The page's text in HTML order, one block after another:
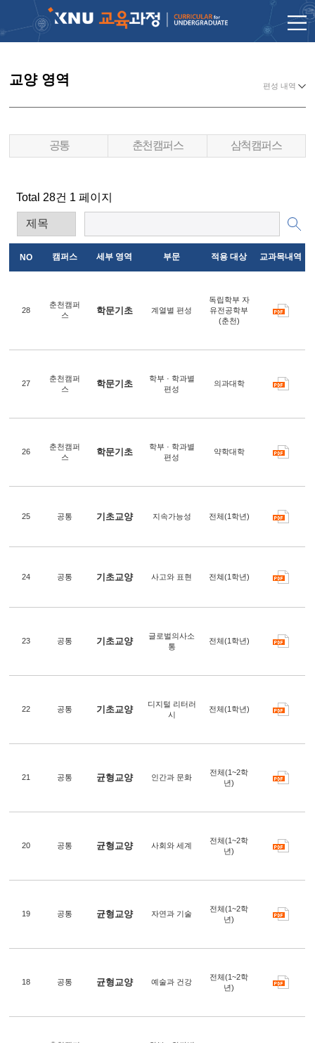
교양 영역 편성 내역
공통 춘천캠퍼스 삼척캠퍼스
Total 28건 1 페이지
NO 캠퍼스 세부 영역 부문 적용 대상 교과목내역
28
춘천캠퍼
스
학문기초 계열별 편성
독립학부 자
유전공학부
(춘천)
27
춘천캠퍼
스
학문기초
학부 · 학과별
편성
의과대학
26
춘천캠퍼
스
학문기초
학부 · 학과별
편성
약학대학
25 공통 기초교양 지속가능성 전체(1학년)
24 공통 기초교양 사고와 표현 전쳬(1학년)
23 공통 기초교양
글로벌의사소
통
전체(1학년)
22 공통 기초교양
디지털 리터러
시
전체(1학년)
21 공통 균형교양 인간과 문화
전체(1~2학
년)
20 공통 균형교양 사회와 세계
전체(1~2학
년)
19 공통 균형교양 자연과 기술
전체(1~2학
년)
18 공통 균형교양 예술과 건강
전체(1~2학
년)